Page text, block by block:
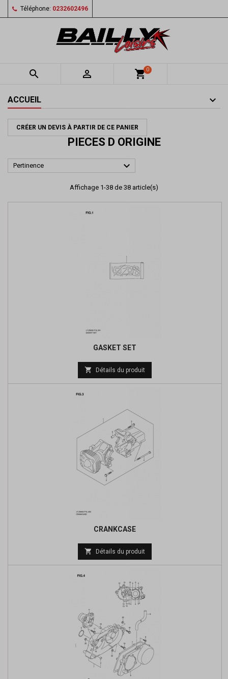
Téléphone: 0232602496
  shopping_cart0
ACCUEIL
CRÉER UN DEVIS À PARTIR DE CE PANIER
PIECES D ORIGINE
Pertinence 
Affichage 1-38 de 38 article(s)
GASKET SET
Prix
de
 Détails du produit
CRANKCASE
Prix
de
 Détails du produit